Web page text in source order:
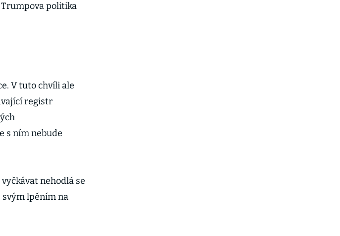
politika
V tuto chvíli ale
registr
s ním nebude
nehodlá se
lpěním na